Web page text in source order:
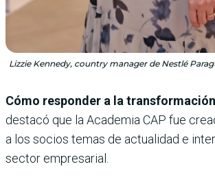
Lizzie Kennedy, country manager de Nestlé
Cómo responder a la
destacó que la Academia CAP fue
a los socios temas de actualidad e
sector empresarial.